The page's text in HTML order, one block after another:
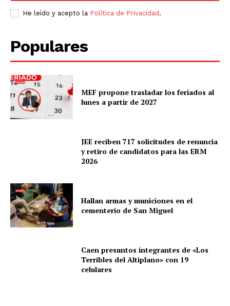
He leído y acepto la Política de Privacidad .
Populares
MEF propone trasladar los feriados al
lunes a partir de 2027
JEE reciben 717 solicitudes de renuncia
y retiro de candidatos para las ERM
2026
Hallan armas y municiones en el
cementerio de San Miguel
Caen presuntos integrantes de «Los
Terribles del Altiplano» con 19
celulares